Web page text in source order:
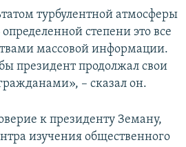
турбулентной атмосферы
степени это все
массовой информации.
президент продолжал свои
– сказал он.
к президенту Земану,
изучения общественного